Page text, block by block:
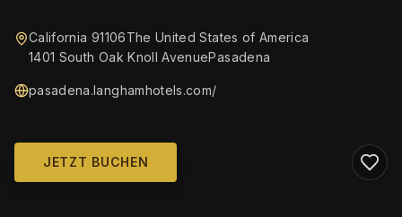
California 91106The United States of America
1401 South Oak Knoll AvenuePasadena
pasadena.langhamhotels.com/
JETZT BUCHEN